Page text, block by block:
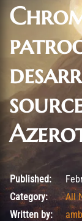
Februar 13, 2022
Published:
Category:
All
Written by: